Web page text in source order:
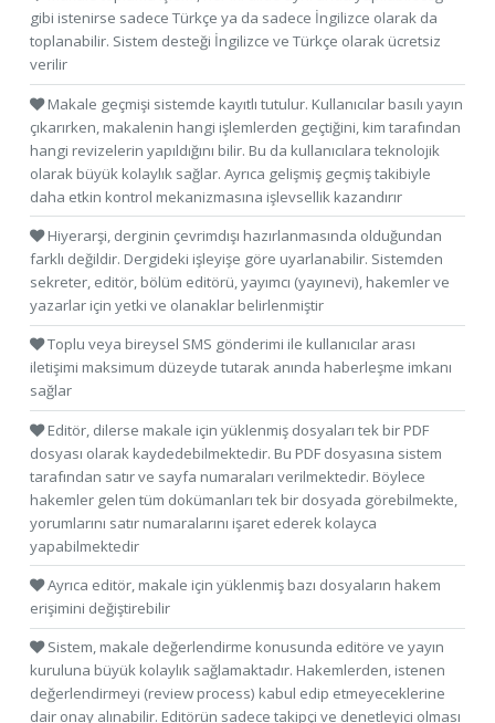
gibi istenirse sadece Türkçe ya da sadece İngilizce olarak da
toplanabilir. Sistem desteği İngilizce ve Türkçe olarak ücretsiz
verilir
Makale geçmişi sistemde kayıtlı tutulur. Kullanıcılar basılı yayın
çıkarırken, makalenin hangi işlemlerden geçtiğini, kim tarafından
hangi revizelerin yapıldığını bilir. Bu da kullanıcılara teknolojik
olarak büyük kolaylık sağlar. Ayrıca gelişmiş geçmiş takibiyle
daha etkin kontrol mekanizmasına işlevsellik kazandırır
Hiyerarşi, derginin çevrimdışı hazırlanmasında olduğundan
farklı değildir. Dergideki işleyişe göre uyarlanabilir. Sistemden
sekreter, editör, bölüm editörü, yayımcı (yayınevi), hakemler ve
yazarlar için yetki ve olanaklar belirlenmiştir
Toplu veya bireysel SMS gönderimi ile kullanıcılar arası
iletişimi maksimum düzeyde tutarak anında haberleşme imkanı
sağlar
Editör, dilerse makale için yüklenmiş dosyaları tek bir PDF
dosyası olarak kaydedebilmektedir. Bu PDF dosyasına sistem
tarafından satır ve sayfa numaraları verilmektedir. Böylece
hakemler gelen tüm dokümanları tek bir dosyada görebilmekte,
yorumlarını satır numaralarını işaret ederek kolayca
yapabilmektedir
Ayrıca editör, makale için yüklenmiş bazı dosyaların hakem
erişimini değiştirebilir
Sistem, makale değerlendirme konusunda editöre ve yayın
kuruluna büyük kolaylık sağlamaktadır. Hakemlerden, istenen
değerlendirmeyi (review process) kabul edip etmeyeceklerine
dair onay alınabilir. Editörün sadece takipçi ve denetleyici olması